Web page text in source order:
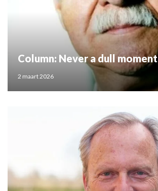
Column: Never a dull moment
2 maart 2026